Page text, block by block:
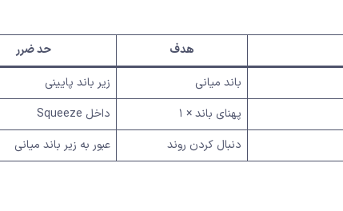
هدف
حد ضرر
باند میانی
زیر باند پایینی
پهنای باند × ۱
داخل Squeeze
دنبال کردن روند عبور به زیر باند میانی